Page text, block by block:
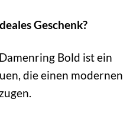
Geschenk?
Bold ist ein
die einen modernen